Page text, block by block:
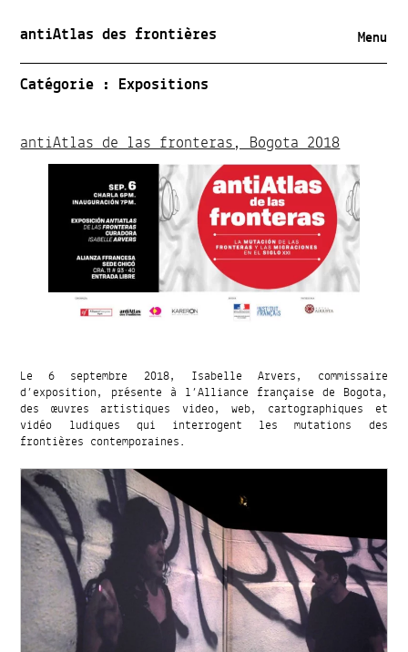
antiAtlas des frontières Menu
Catégorie : Expositions
antiAtlas de las fronteras, Bogota 2018
Le 6 septembre 2018, Isabelle Arvers, commissaire
d’exposition, présente à l’Alliance française de Bogota,
des œuvres artistiques video, web, cartographiques et
vidéo ludiques qui interrogent les mutations des
frontières contemporaines.